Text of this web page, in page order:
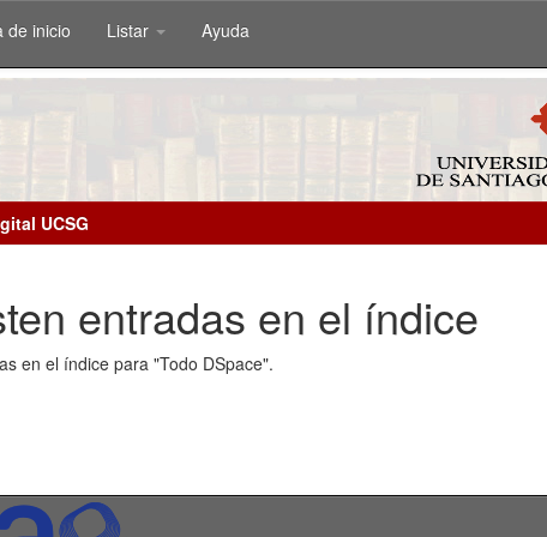
de inicio Listar Ayuda
UCSG
entradas en el índice
en el índice para "Todo DSpace".